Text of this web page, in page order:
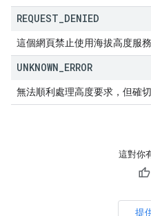
REQUEST DENIED
這個網頁禁止使用海拔高度服務
UNKNOWN ERROR
無法順利處理高度要求，但確切
這對你
提